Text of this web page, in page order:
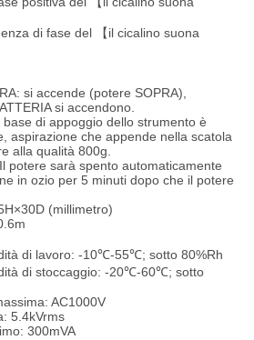
di fase del 【il cicalino suona
si accende (potere SOPRA),
si accendono.
di appoggio dello strumento è
aspirazione che appende nella scatola
alla qualità 800g.
potere sarà spento automaticamente
in ozio per 5 minuti dopo che il potere
(millimetro)
di lavoro: -10℃-55℃; sotto 80%Rh
di stoccaggio: -20℃-60℃; sotto
AC1000V
5.4kVrms
300mVA